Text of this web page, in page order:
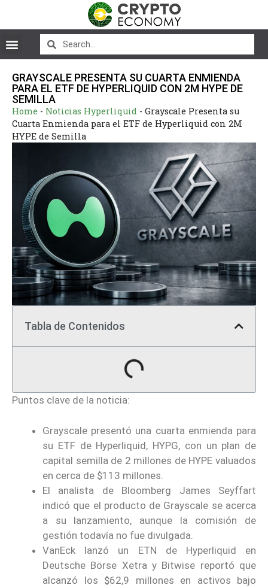
GRAYSCALE PRESENTA SU CUARTA ENMIENDA
PARA EL ETF DE HYPERLIQUID CON 2M HYPE DE
SEMILLA
Home - Noticias Hyperliquid - Grayscale Presenta su
Cuarta Enmienda para el ETF de Hyperliquid con 2M
HYPE de Semilla
Tabla de Contenidos
Puntos clave de la noticia:
Grayscale presentó una cuarta enmienda para
su ETF de Hyperliquid, HYPG, con un plan de
capital semilla de 2 millones de HYPE valuados
en cerca de $113 millones.
El analista de Bloomberg James Seyffart
indicó que el producto de Grayscale se acerca
a su lanzamiento, aunque la comisión de
gestión todavía no fue divulgada.
VanEck lanzó un ETN de Hyperliquid en
Deutsche Börse Xetra y Bitwise reportó que
alcanzó los $62,9 millones en activos bajo